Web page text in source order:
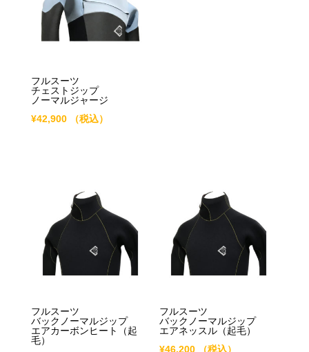
フルスーツ
チェストジップ
ノーマルジャージ
¥42,900 （税込）
フルスーツ
バックノーマルジップ
エアカーボンヒート（起
毛）
フルスーツ
バックノーマルジップ
エアネッスル（起毛）
¥46,200 （税込）